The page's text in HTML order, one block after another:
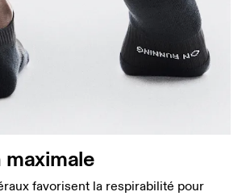
favorisent la respirabilité pour